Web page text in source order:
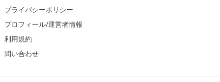
プライバシーポリシー
プロフィール/運営者情報
利用規約
問い合わせ